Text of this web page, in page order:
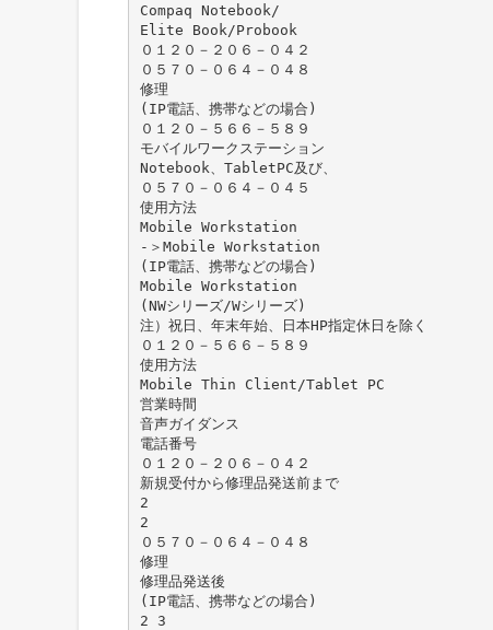
Compaq Notebook/
Elite Book/Probook
０１２０－２０６－０４２
０５７０－０６４－０４８
修理
(IP電話、携帯などの場合)
０１２０－５６６－５８９
モバイルワークステーション
Notebook、TabletPC及び、
０５７０－０６４－０４５
使用方法
Mobile Workstation
-＞Mobile Workstation
(IP電話、携帯などの場合)
Mobile Workstation
(NWシリーズ/Wシリーズ)
注）祝日、年末年始、日本HP指定休日を除く
０１２０－５６６－５８９
使用方法
Mobile Thin Client/Tablet PC
営業時間
音声ガイダンス
電話番号
０１２０－２０６－０４２
新規受付から修理品発送前まで
2
2
０５７０－０６４－０４８
修理
修理品発送後
(IP電話、携帯などの場合)
2 3